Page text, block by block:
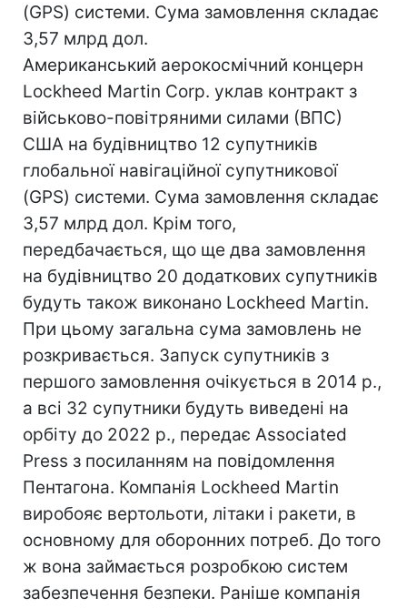
(GPS) системи. Сума замовлення складає
3,57 млрд дол.
Американський аерокосмічний концерн
Lockheed Martin Corp. уклав контракт з
військово-повітряними силами (ВПС)
США на будівництво 12 супутників
глобальної навігаційної супутникової
(GPS) системи. Сума замовлення складає
3,57 млрд дол. Крім того,
передбачається, що ще два замовлення
на будівництво 20 додаткових супутників
будуть також виконано Lockheed Martin.
При цьому загальна сума замовлень не
розкривається. Запуск супутників з
першого замовлення очікується в 2014 р.,
а всі 32 супутники будуть виведені на
орбіту до 2022 р., передає Associated
Press з посиланням на повідомлення
Пентагона. Компанія Lockheed Martin
виробояє вертольоти, літаки і ракети, в
основному для оборонних потреб. До того
ж вона займається розробкою систем
забезпечення безпеки. Раніше компанія